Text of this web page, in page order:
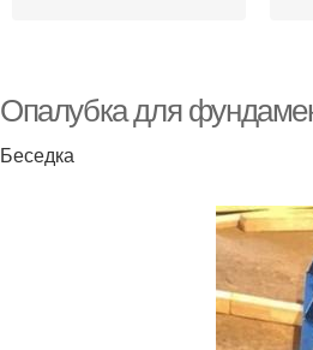
Опалубка для
Беседка